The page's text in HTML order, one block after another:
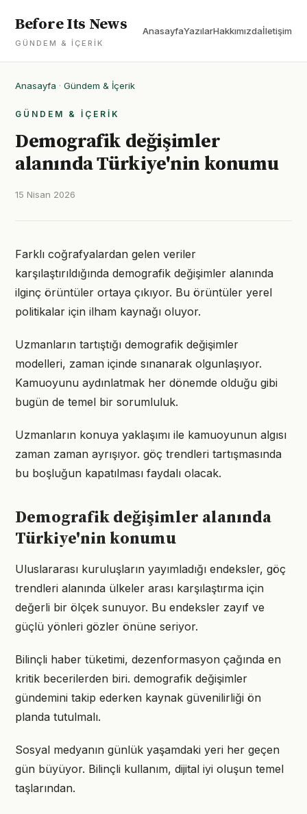
Before Its News
GÜNDEM & İÇERIK
AnasayfaYazılarHakkımızdaİletişim
Anasayfa · Gündem & İçerik
GÜNDEM & İÇERIK
Demografik değişimler
alanında Türkiye'nin konumu
15 Nisan 2026
Farklı coğrafyalardan gelen veriler
karşılaştırıldığında demografik değişimler alanında
ilginç örüntüler ortaya çıkıyor. Bu örüntüler yerel
politikalar için ilham kaynağı oluyor.
Uzmanların tartıştığı demografik değişimler
modelleri, zaman içinde sınanarak olgunlaşıyor.
Kamuoyunu aydınlatmak her dönemde olduğu gibi
bugün de temel bir sorumluluk.
Uzmanların konuya yaklaşımı ile kamuoyunun algısı
zaman zaman ayrışıyor. göç trendleri tartışmasında
bu boşluğun kapatılması faydalı olacak.
Demografik değişimler alanında
Türkiye'nin konumu
Uluslararası kuruluşların yayımladığı endeksler, göç
trendleri alanında ülkeler arası karşılaştırma için
değerli bir ölçek sunuyor. Bu endeksler zayıf ve
güçlü yönleri gözler önüne seriyor.
Bilinçli haber tüketimi, dezenformasyon çağında en
kritik becerilerden biri. demografik değişimler
gündemini takip ederken kaynak güvenilirliği ön
planda tutulmalı.
Sosyal medyanın günlük yaşamdaki yeri her geçen
gün büyüyor. Bilinçli kullanım, dijital iyi oluşun temel
taşlarından.